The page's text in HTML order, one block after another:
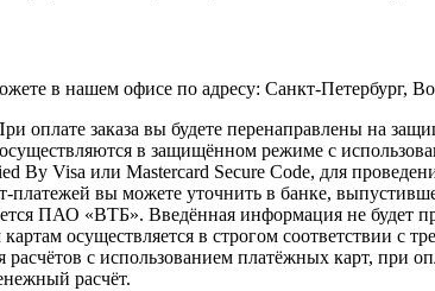
в нашем офисе по адресу: Санкт-Петербург,
оплате заказа вы будете перенаправлены
в защищённом режиме с
By Visa или Mastercard Secure Code, для
платежей вы можете уточнить в банке,
ПАО «ВТБ». Введённая информация не будет
осуществляется в строгом соответствии с
расчётов с использованием платёжных карт, при
расчёт.